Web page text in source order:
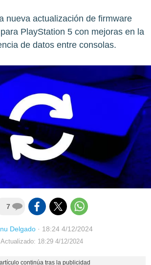
nueva actualización de firmware
PlayStation 5 con mejoras en la
de datos entre consolas.
7
Delgado · 18:24 4/12/2024
Actualizado: 18:29 4/12/2024